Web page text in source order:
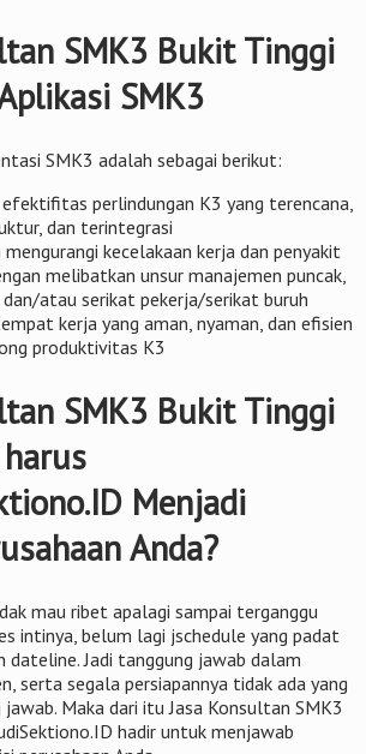
SMK3 Bukit Tinggi
SMK3
SMK3 adalah sebagai berikut:
perlindungan K3 yang terencana,
dan terintegrasi
mengurangi kecelakaan kerja dan penyakit
melibatkan unsur manajemen puncak,
atau serikat pekerja/serikat buruh
kerja yang aman, nyaman, dan efisien
produktivitas K3
SMK3 Bukit Tinggi
Menjadi
Anda?
mau ribet apalagi sampai terganggu
intinya, belum lagi jschedule yang padat
dateline. Jadi tanggung jawab dalam
serta segala persiapannya tidak ada yang
Maka dari itu Jasa Konsultan SMK3
hadir untuk menjawab